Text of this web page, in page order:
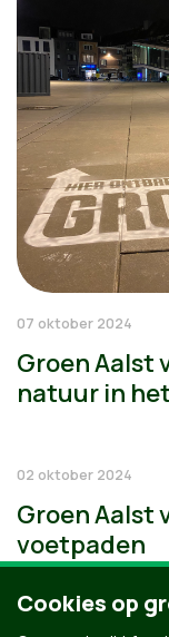
07 oktober 2024
Groen Aalst
natuur in
02 oktober 2024
Groen Aalst
voetpaden
Cookies op